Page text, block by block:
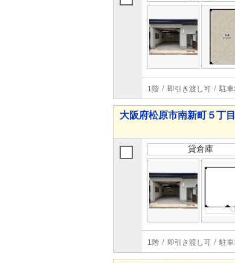
1階 即引き渡し可 駐
大阪府松原市南新町５丁目
貸倉庫
1階 即引き渡し可 駐